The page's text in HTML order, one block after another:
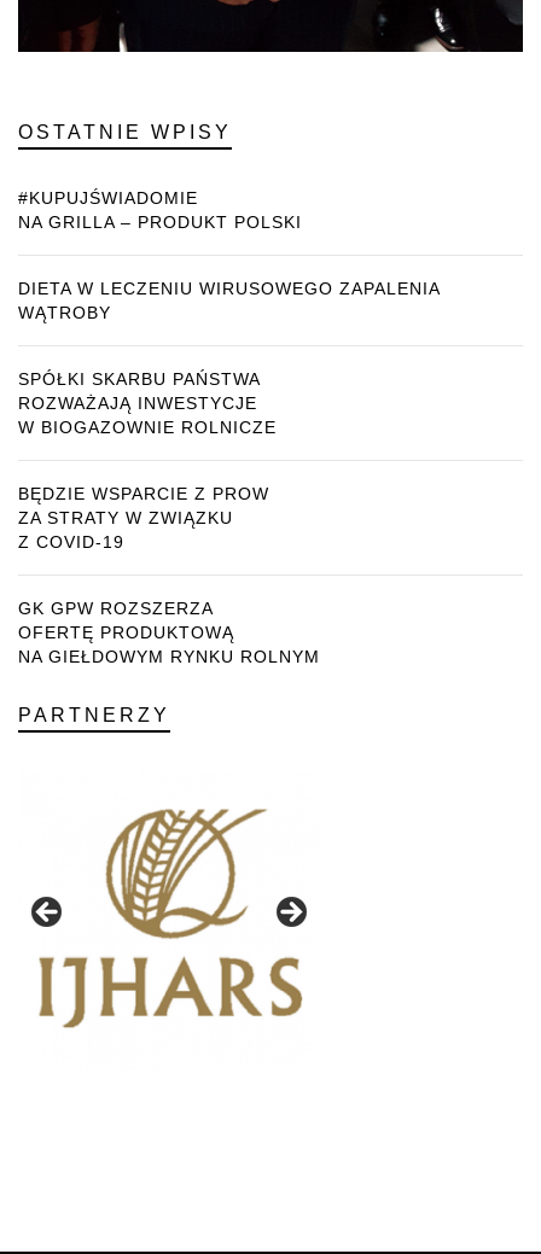
OSTATNIE WPISY
#KUPUJŚWIADOMIE
NA GRILLA – PRODUKT POLSKI
DIETA W LECZENIU WIRUSOWEGO ZAPALENIA
WĄTROBY
SPÓŁKI SKARBU PAŃSTWA
ROZWAŻAJĄ INWESTYCJE
W BIOGAZOWNIE ROLNICZE
BĘDZIE WSPARCIE Z PROW
ZA STRATY W ZWIĄZKU
Z COVID-19
GK GPW ROZSZERZA
OFERTĘ PRODUKTOWĄ
NA GIEŁDOWYM RYNKU ROLNYM
PARTNERZY